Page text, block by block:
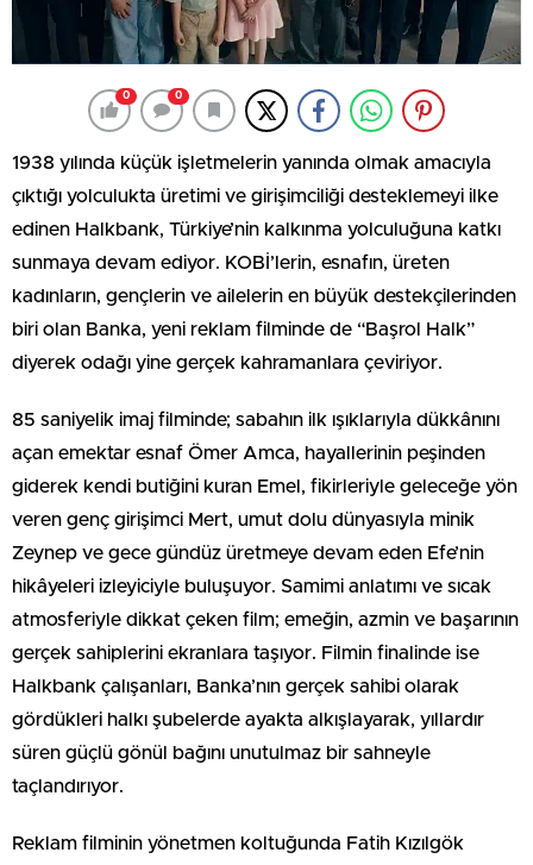
0 0
1938 yılında küçük işletmelerin yanında olmak amacıyla
çıktığı yolculukta üretimi ve girişimciliği desteklemeyi ilke
edinen Halkbank, Türkiye’nin kalkınma yolculuğuna katkı
sunmaya devam ediyor. KOBİ’lerin, esnafın, üreten
kadınların, gençlerin ve ailelerin en büyük destekçilerinden
biri olan Banka, yeni reklam filminde de “Başrol Halk”
diyerek odağı yine gerçek kahramanlara çeviriyor.
85 saniyelik imaj filminde; sabahın ilk ışıklarıyla dükkânını
açan emektar esnaf Ömer Amca, hayallerinin peşinden
giderek kendi butiğini kuran Emel, fikirleriyle geleceğe yön
veren genç girişimci Mert, umut dolu dünyasıyla minik
Zeynep ve gece gündüz üretmeye devam eden Efe’nin
hikâyeleri izleyiciyle buluşuyor. Samimi anlatımı ve sıcak
atmosferiyle dikkat çeken film; emeğin, azmin ve başarının
gerçek sahiplerini ekranlara taşıyor. Filmin finalinde ise
Halkbank çalışanları, Banka’nın gerçek sahibi olarak
gördükleri halkı şubelerde ayakta alkışlayarak, yıllardır
süren güçlü gönül bağını unutulmaz bir sahneyle
taçlandırıyor.
Reklam filminin yönetmen koltuğunda Fatih Kızılgök